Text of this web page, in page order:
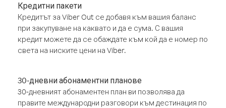
Кредитни пакети
Кредитът за Viber Out се добавя към вашия баланс
при закупуване на каквато и да е сума. С вашия
кредит можете да се обаждате към кой да е номер по
света на ниските цени на Viber.
30-дневни абонаментни планове
30-дневният абонаментен план ви позволява да
правите международни разговори към дестинация по